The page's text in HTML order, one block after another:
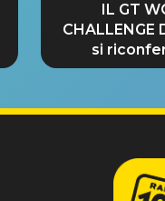
IL GT
CHALLENGE
si
GRANDE